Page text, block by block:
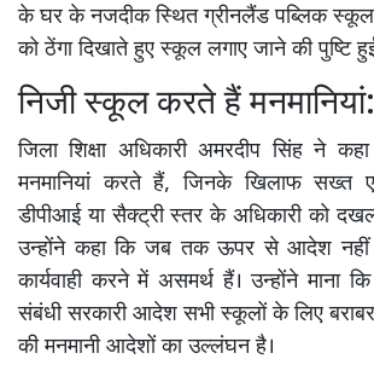
के घर के नजदीक स्थित ग्रीनलैंड पब्लिक स्कूल
को ठेंगा दिखाते हुए स्कूल लगाए जाने की पुष्टि
निजी स्कूल करते हैं
जिला शिक्षा अधिकारी अमरदीप सिंह ने
मनमानियां करते हैं, जिनके खिलाफ
डीपीआई या सैक्ट्री स्तर के अधिकारी को
उन्होंने कहा कि जब तक ऊपर से आदेश
कार्यवाही करने में असमर्थ हैं। उन्होंने माना कि
संबंधी सरकारी आदेश सभी स्कूलों के लिए
की मनमानी आदेशों का उल्लंघन है।